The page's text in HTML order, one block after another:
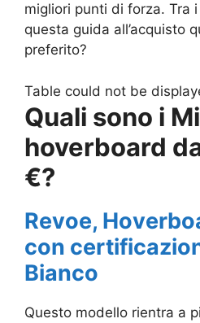
migliori punti di forza. Tra
questa guida all’acquisto
preferito?
Table could not be
Quali sono i
hoverboard
€?
Revoe,
con
Bianco
Questo modello rientra a